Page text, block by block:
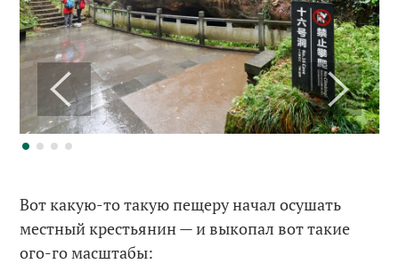
Вот какую-то такую пещеру начал осушать
местный крестьянин — и выкопал вот такие
ого-го масштабы: